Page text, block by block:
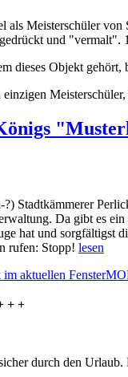
als Meisterschüler
und "vermalt".
dieses Objekt gehört,
Stadtkämmerer
Da gibt es
hat und sorgfältigst
rufen: Stopp! lesen
+ +
durch den